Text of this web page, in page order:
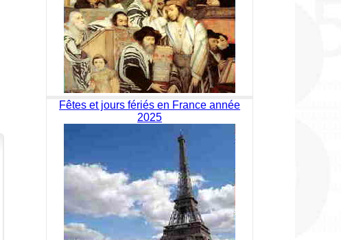
Fêtes et jours fériés en France année
2025